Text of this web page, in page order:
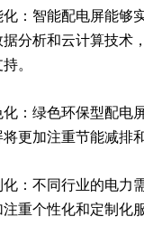
化：智能配电屏能够
据分析和云计算技术
。
化：绿色环保型配电
将更加注重节能减排
化：不同行业的电力
重个性化和定制化